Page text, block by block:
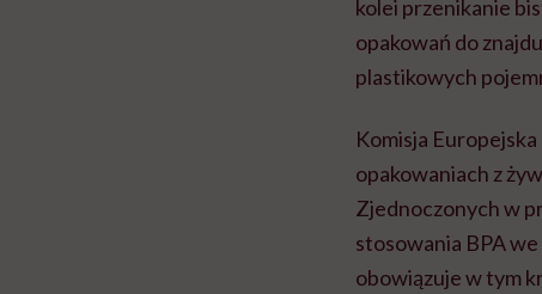
kolei przenikanie
opakowań do
plastikowych
Komisja
opakowaniach z
Zjednoczonych w
stosowania BPA
obowiązuje w tym